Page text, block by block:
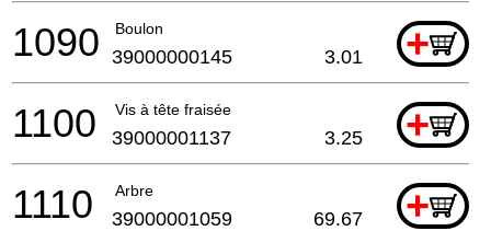
Boulon +
1090 39000000145 3.01
Vis à tête fraisée +
1100 39000001137 3.25
Arbre +
1110 39000001059 69.67